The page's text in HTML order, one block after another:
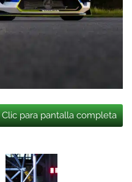
Clic para pantalla completa